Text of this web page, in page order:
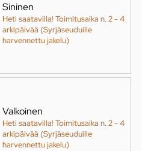
Sininen
Heti saatavilla! Toimitusaika n. 2 - 4
arkipäivää (Syrjäseuduille
harvennettu jakelu)
Valkoinen
Heti saatavilla! Toimitusaika n. 2 - 4
arkipäivää (Syrjäseuduille
harvennettu jakelu)